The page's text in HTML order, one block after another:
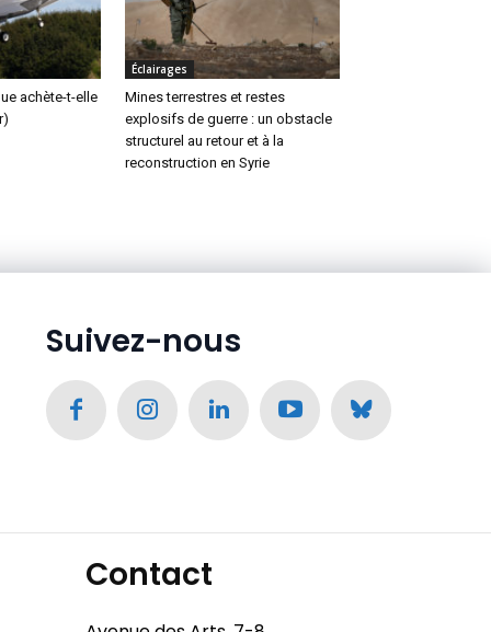
achète-t-elle
Éclairages
Mines terrestres et restes
explosifs de guerre : un obstacle
structurel au retour et à la
reconstruction en Syrie
Suivez-nous
Contact